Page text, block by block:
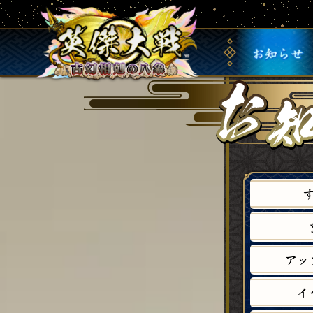
お知らせ
アッ
イ